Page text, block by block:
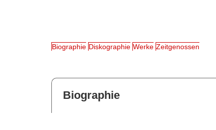
Biographie Diskographie Werke Zeitgenossen
Biographie